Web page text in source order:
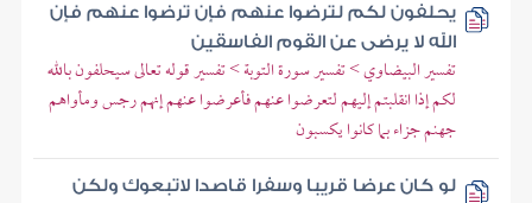
يحلفون لكم لترضوا عنهم فإن ترضوا عنهم فإن
الله لا يرضى عن القوم الفاسقين
تفسير البيضاوي > تفسير سورة التوبة > تفسير قوله تعالى سيحلفون بالله
لكم إذا انقلبتم إليهم لتعرضوا عنهم فأعرضوا عنهم إنهم رجس ومأواهم
جهنم جزاء بما كانوا يكسبون
لو كان عرضا قريبا وسفرا قاصدا لاتبعوك ولكن